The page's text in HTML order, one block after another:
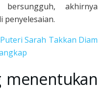
akhirnya
penyelesaian.
Sarah Takkan Diam
menentukan